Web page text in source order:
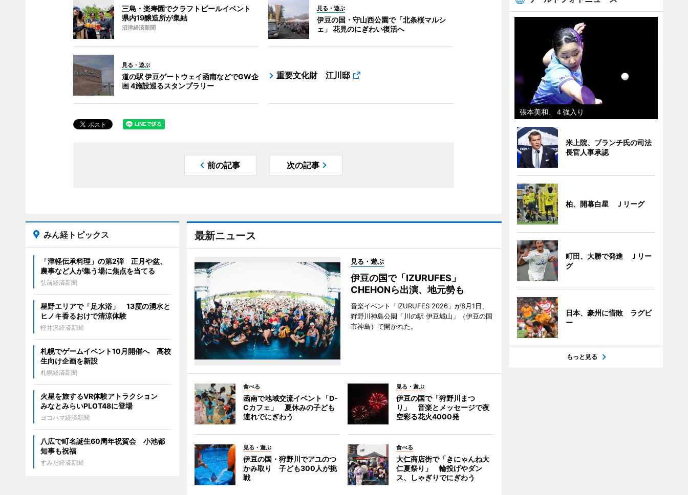
三島・楽寿園でクラフトビールイベント
県内19醸造所が集結
沼津経済新聞
見る・遊ぶ
伊豆の国・守山西公園で「北条桜マルシ
ェ」 花見のにぎわい復活へ
見る・遊ぶ
道の駅 伊豆ゲートウェイ函南などでGW企
画 4施設巡るスタンプラリー
重要文化財 江川邸
前の記事 次の記事
最新ニュース
見る・遊ぶ
伊豆の国で「IZURUFES」
CHEHONら出演、地元勢も
音楽イベント「IZURUFES 2026」が8月1日、
狩野川神島公園「川の駅 伊豆城山」（伊豆の国
市神島）で開かれた。
食べる
函南で地域交流イベント「D-
Cカフェ」 夏休みの子ども
連れでにぎわう
見る・遊ぶ
伊豆の国で「狩野川まつ
り」 音楽とメッセージで夜
空彩る花火4000発
見る・遊ぶ
伊豆の国・狩野川でアユのつ
かみ取り 子ども300人が挑
戦
食べる
大仁商店街で「きにゃんね大
仁夏祭り」 輪投げやダン
ス、しゃぎりでにぎわう
みん経トピックス
「津軽伝承料理」の第2弾 正月や盆、
農事など人が集う場に焦点を当てる
弘前経済新聞
星野エリアで「足水浴」 13度の湧水と
ヒノキ香るおけで清涼体験
軽井沢経済新聞
札幌でゲームイベント10月開催へ 高校
生向け企画を新設
札幌経済新聞
火星を旅するVR体験アトラクション
みなとみらいPLOT48に登場
ヨコハマ経済新聞
八広で町名誕生60周年祝賀会 小池都
知事も祝福
すみだ経済新聞
張本美和、４強入り
米上院、ブランチ氏の司法
長官人事承認
柏、開幕白星 Ｊリーグ
町田、大勝で発進 Ｊリー
グ
日本、豪州に惜敗 ラグビ
ー
もっと見る